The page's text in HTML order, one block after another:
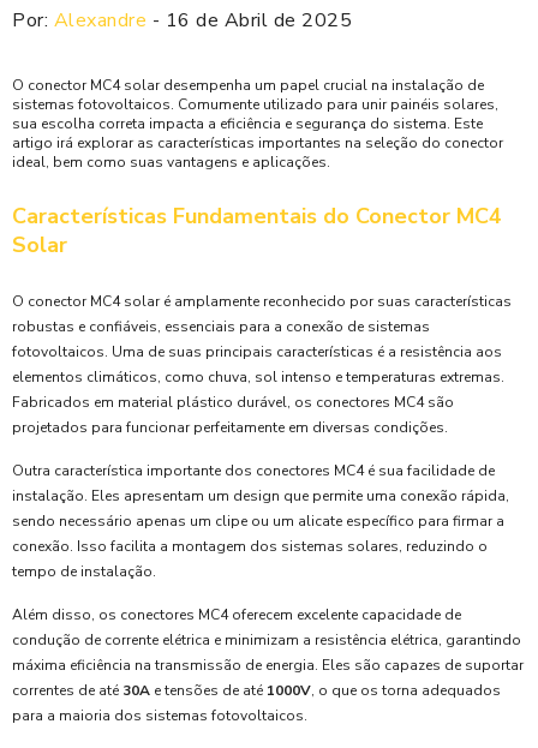
Por: Alexandre - 16 de Abril de 2025
O conector MC4 solar desempenha um papel crucial na instalação de
sistemas fotovoltaicos. Comumente utilizado para unir painéis solares,
sua escolha correta impacta a eficiência e segurança do sistema. Este
artigo irá explorar as características importantes na seleção do conector
ideal, bem como suas vantagens e aplicações.
Características Fundamentais do Conector MC4
Solar
O conector MC4 solar é amplamente reconhecido por suas características
robustas e confiáveis, essenciais para a conexão de sistemas
fotovoltaicos. Uma de suas principais características é a resistência aos
elementos climáticos, como chuva, sol intenso e temperaturas extremas.
Fabricados em material plástico durável, os conectores MC4 são
projetados para funcionar perfeitamente em diversas condições.
Outra característica importante dos conectores MC4 é sua facilidade de
instalação. Eles apresentam um design que permite uma conexão rápida,
sendo necessário apenas um clipe ou um alicate específico para firmar a
conexão. Isso facilita a montagem dos sistemas solares, reduzindo o
tempo de instalação.
Além disso, os conectores MC4 oferecem excelente capacidade de
condução de corrente elétrica e minimizam a resistência elétrica, garantindo
máxima eficiência na transmissão de energia. Eles são capazes de suportar
correntes de até 30A e tensões de até 1000V, o que os torna adequados
para a maioria dos sistemas fotovoltaicos.